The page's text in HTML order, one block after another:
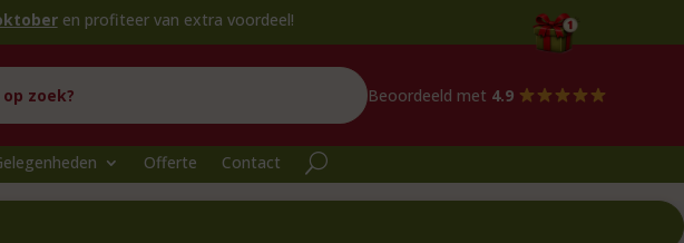
van extra voordeel!
Beoordeeld met 4.9
Offerte Contact